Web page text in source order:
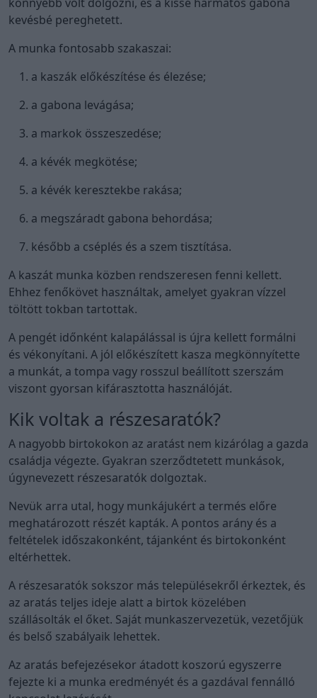
kevésbé pereghetett.
A munka fontosabb szakaszai:
a kaszák előkészítése és élezése;
a gabona levágása;
a markok összeszedése;
a kévék megkötése;
a kévék keresztekbe rakása;
a megszáradt gabona behordása;
később a cséplés és a szem tisztítása.
A kaszát munka közben rendszeresen fenni kellett.
Ehhez fenőkövet használtak, amelyet gyakran vízzel
töltött tokban tartottak.
A pengét időnként kalapálással is újra kellett formálni
és vékonyítani. A jól előkészített kasza megkönnyítette
a munkát, a tompa vagy rosszul beállított szerszám
viszont gyorsan kifárasztotta használóját.
Kik voltak a részesaratók?
A nagyobb birtokokon az aratást nem kizárólag a gazda
családja végezte. Gyakran szerződtetett munkások,
úgynevezett részesaratók dolgoztak.
Nevük arra utal, hogy munkájukért a termés előre
meghatározott részét kapták. A pontos arány és a
feltételek időszakonként, tájanként és birtokonként
eltérhettek.
A részesaratók sokszor más településekről érkeztek, és
az aratás teljes ideje alatt a birtok közelében
szállásolták el őket. Saját munkaszervezetük, vezetőjük
és belső szabályaik lehettek.
Az aratás befejezésekor átadott koszorú egyszerre
fejezte ki a munka eredményét és a gazdával fennálló